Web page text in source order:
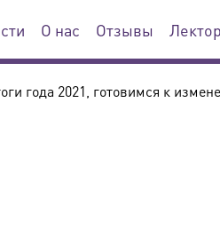
О нас Отзывы
года 2021, готовимся к